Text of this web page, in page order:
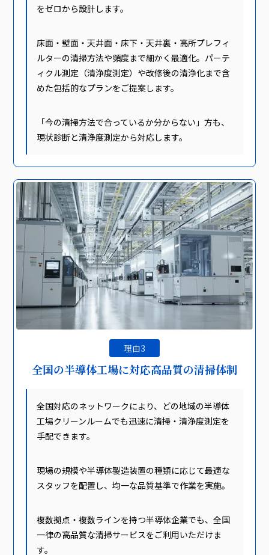
をゼロから設計します。
床面・壁面・天井面・床下・天井裏・高所プレフィ
ルターの清掃方法や頻度まで細かく最適化。パーテ
ィクル測定（清浄度測定）や改修後の清浄化まで含
めた包括的なプランをご提案します。
「今の清掃方法で合っているか分からない」方も、
現状診断と清浄度測定から対応します。
理由3
全国の半導体工場に対応高品質の清掃体制
全国対応のネットワークにより、どの地域の半導体
工場クリーンルームでも迅速に清掃・清浄度測定を
手配できます。
現場の規模や半導体製造装置の種類に応じて最適な
スタッフを配置し、均一な品質基準で作業を実施。
複数拠点・複数ラインを持つ半導体企業でも、全国
一律の高品質な清掃サービスをご利用いただけま
す。